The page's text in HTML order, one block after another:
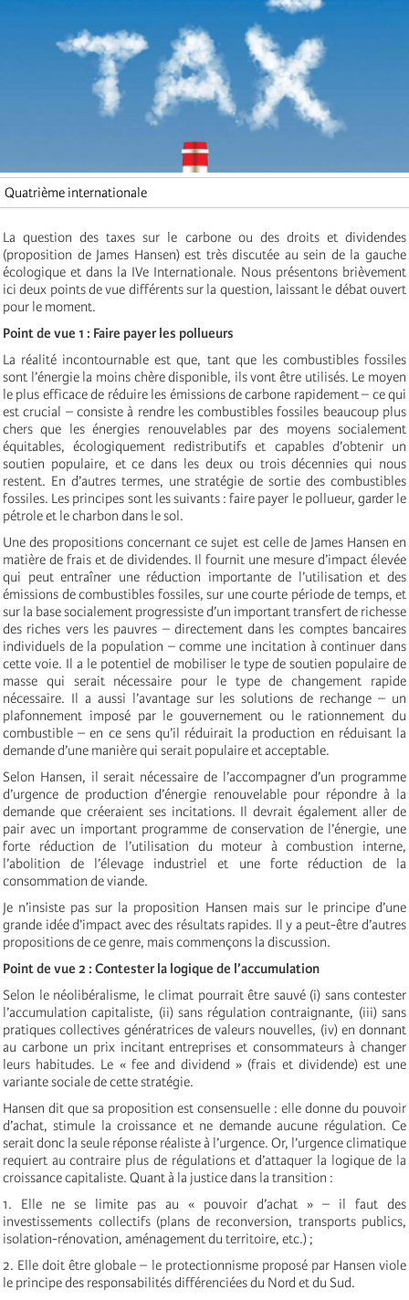
Quatrième internationale
La question des taxes sur le carbone ou des droits et dividendes
(proposition de James Hansen) est très discutée au sein de la gauche
écologique et dans la IVe Internationale. Nous présentons brièvement
ici deux points de vue différents sur la question, laissant le débat ouvert
pour le moment.
Point de vue 1 : Faire payer les pollueurs
La réalité incontournable est que, tant que les combustibles fossiles
sont l’énergie la moins chère disponible, ils vont être utilisés. Le moyen
le plus efficace de réduire les émissions de carbone rapidement – ce qui
est crucial – consiste à rendre les combustibles fossiles beaucoup plus
chers que les énergies renouvelables par des moyens socialement
équitables, écologiquement redistributifs et capables d’obtenir un
soutien populaire, et ce dans les deux ou trois décennies qui nous
restent. En d’autres termes, une stratégie de sortie des combustibles
fossiles. Les principes sont les suivants : faire payer le pollueur, garder le
pétrole et le charbon dans le sol.
Une des propositions concernant ce sujet est celle de James Hansen en
matière de frais et de dividendes. Il fournit une mesure d’impact élevée
qui peut entraîner une réduction importante de l’utilisation et des
émissions de combustibles fossiles, sur une courte période de temps, et
sur la base socialement progressiste d’un important transfert de richesse
des riches vers les pauvres – directement dans les comptes bancaires
individuels de la population – comme une incitation à continuer dans
cette voie. Il a le potentiel de mobiliser le type de soutien populaire de
masse qui serait nécessaire pour le type de changement rapide
nécessaire. Il a aussi l’avantage sur les solutions de rechange – un
plafonnement imposé par le gouvernement ou le rationnement du
combustible – en ce sens qu’il réduirait la production en réduisant la
demande d’une manière qui serait populaire et acceptable.
Selon Hansen, il serait nécessaire de l’accompagner d’un programme
d’urgence de production d’énergie renouvelable pour répondre à la
demande que créeraient ses incitations. Il devrait également aller de
pair avec un important programme de conservation de l’énergie, une
forte réduction de l’utilisation du moteur à combustion interne,
l’abolition de l’élevage industriel et une forte réduction de la
consommation de viande.
Je n’insiste pas sur la proposition Hansen mais sur le principe d’une
grande idée d’impact avec des résultats rapides. Il y a peut-être d’autres
propositions de ce genre, mais commençons la discussion.
Point de vue 2 : Contester la logique de l’accumulation
Selon le néolibéralisme, le climat pourrait être sauvé (i) sans contester
l’accumulation capitaliste, (ii) sans régulation contraignante, (iii) sans
pratiques collectives génératrices de valeurs nouvelles, (iv) en donnant
au carbone un prix incitant entreprises et consommateurs à changer
leurs habitudes. Le « fee and dividend » (frais et dividende) est une
variante sociale de cette stratégie.
Hansen dit que sa proposition est consensuelle : elle donne du pouvoir
d’achat, stimule la croissance et ne demande aucune régulation. Ce
serait donc la seule réponse réaliste à l’urgence. Or, l’urgence climatique
requiert au contraire plus de régulations et d’attaquer la logique de la
croissance capitaliste. Quant à la justice dans la transition :
1. Elle ne se limite pas au « pouvoir d’achat » – il faut des
investissements collectifs (plans de reconversion, transports publics,
isolation-rénovation, aménagement du territoire, etc.) ;
2. Elle doit être globale – le protectionnisme proposé par Hansen viole
le principe des responsabilités différenciées du Nord et du Sud.